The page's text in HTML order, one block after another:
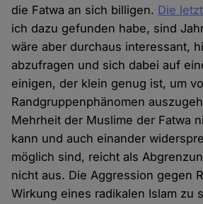
die Fatwa an sich billigen. Die
ich dazu gefunden habe, sind
wäre aber durchaus interessant,
abzufragen und sich dabei auf
einigen, der klein genug ist, um
Randgruppenphänomen
Mehrheit der Muslime der Fatwa
kann und auch einander
möglich sind, reicht als
nicht aus. Die Aggression gegen
Wirkung eines radikalen Islam zu